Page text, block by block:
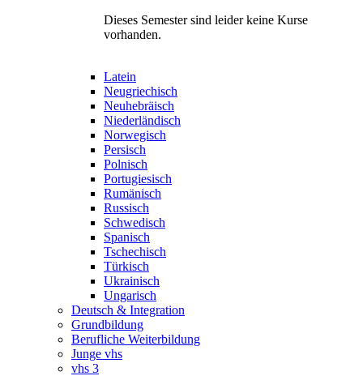
Dieses Semester sind leider keine Kurse
vorhanden.
Latein
Neugriechisch
Neuhebräisch
Niederländisch
Norwegisch
Persisch
Polnisch
Portugiesisch
Rumänisch
Russisch
Schwedisch
Spanisch
Tschechisch
Türkisch
Ukrainisch
Ungarisch
Deutsch & Integration
Grundbildung
Berufliche Weiterbildung
Junge vhs
vhs 3